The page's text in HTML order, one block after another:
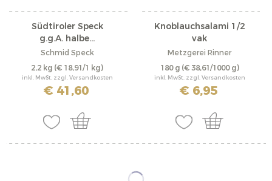
Südtiroler Speck
g.g.A. halbe...
Schmid Speck
2,2 kg (€ 18,91/1 kg)
inkl. MwSt. zzgl. Versandkosten
€ 41,60
Knoblauchsalami 1/2
vak
Metzgerei Rinner
180 g (€ 38,61/1000 g)
inkl. MwSt. zzgl. Versandkosten
€ 6,95